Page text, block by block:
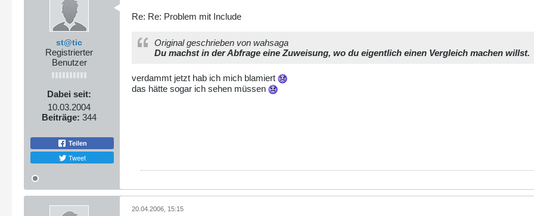
st@tic
Registrierter
Benutzer
Dabei seit:
10.03.2004
Beiträge: 344
Teilen
Tweet
Re: Re: Problem mit Include
Original geschrieben von wahsaga
Du machst in der Abfrage eine Zuweisung, wo du eigentlich einen Vergleich machen willst.
verdammt jetzt hab ich mich blamiert
das hätte sogar ich sehen müssen
20.04.2006, 15:15